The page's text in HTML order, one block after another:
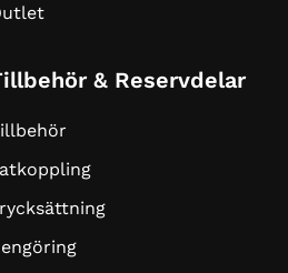
& Reservdelar